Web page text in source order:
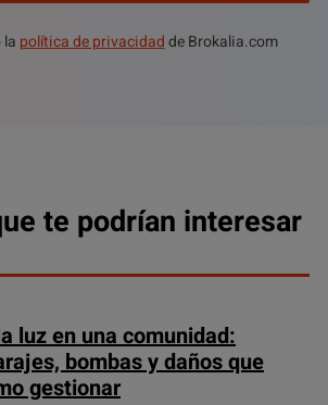
la política de privacidadde Brokalia.com
te podrían interesar
luz en una comunidad:
bombas y daños que
gestionar